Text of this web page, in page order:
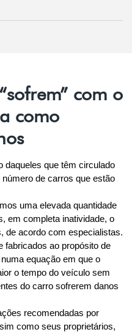
com o
como
daqueles que têm circulado
de carros que estão
uma elevada quantidade
em completa inatividade, o
de acordo com especialistas.
fabricados ao propósito de
equação em que o
o tempo do veículo sem
do carro sofrerem danos
recomendadas por
como seus proprietários,